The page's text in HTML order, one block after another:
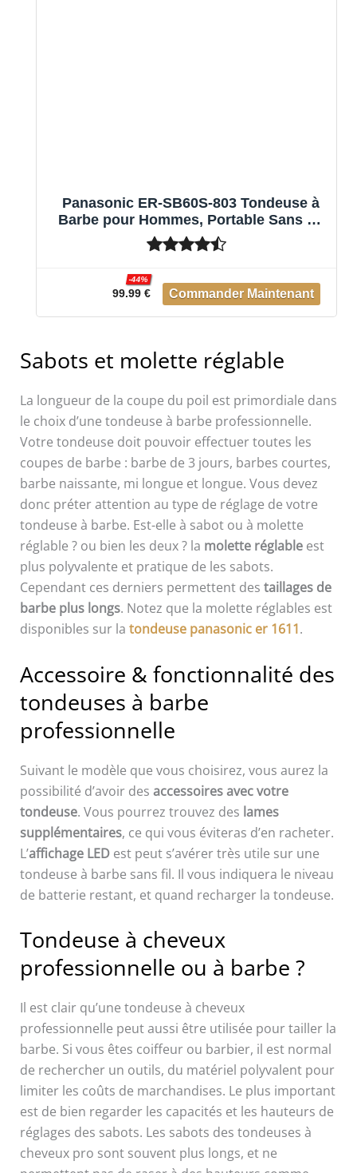
Panasonic ER-SB60S-803 Tondeuse à
Barbe pour Hommes, Portable Sans Fil
Étanche, 20 réglages de longueur, 2
Accessoires, Embout de Détail, Sans Fil
99.99 €
-44%
Sabots et molette réglable
La longueur de la coupe du poil est primordiale dans
le choix d’une tondeuse à barbe professionnelle.
Votre tondeuse doit pouvoir effectuer toutes les
coupes de barbe : barbe de 3 jours, barbes courtes,
barbe naissante, mi longue et longue. Vous devez
donc préter attention au type de réglage de votre
tondeuse à barbe. Est-elle à sabot ou à molette
réglable ? ou bien les deux ? la molette réglableest
plus polyvalente et pratique de les sabots.
Cependant ces derniers permettent des taillages de
barbe plus longs. Notez que la molette réglables est
disponibles sur la tondeuse panasonic er 1611.
Accessoire & fonctionnalité des
tondeuses à barbe
professionnelle
Suivant le modèle que vous choisirez, vous aurez la
possibilité d’avoir des accessoires avec votre
tondeuse. Vous pourrez trouvez des lames
supplémentaires, ce qui vous éviteras d’en racheter.
L’affichage LEDest peut s’avérer très utile sur une
tondeuse à barbe sans fil. Il vous indiquera le niveau
de batterie restant, et quand recharger la tondeuse.
Tondeuse à cheveux
professionnelle ou à barbe ?
Il est clair qu’une tondeuse à cheveux
professionnelle peut aussi être utilisée pour tailler la
barbe. Si vous êtes coiffeur ou barbier, il est normal
de rechercher un outils, du matériel polyvalent pour
limiter les coûts de marchandises. Le plus important
est de bien regarder les capacités et les hauteurs de
réglages des sabots. Les sabots des tondeuses à
cheveux pro sont souvent plus longs, et ne